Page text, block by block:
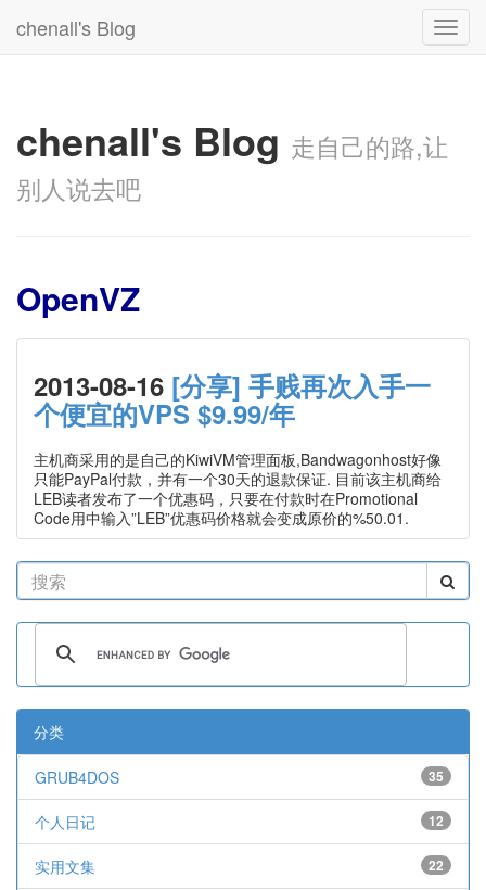
chenall's Blog
chenall's Blog 走自己的路,让
别人说去吧
OpenVZ
2013-08-16 [分享] 手贱再次入手一
个便宜的VPS $9.99/年
主机商采用的是自己的KiwiVM管理面板,Bandwagonhost好像
只能PayPal付款，并有一个30天的退款保证. 目前该主机商给
LEB读者发布了一个优惠码，只要在付款时在Promotional
Code用中输入”LEB”优惠码价格就会变成原价的%50.01.
分类
35
GRUB4DOS
12
个人日记
22
实用文集